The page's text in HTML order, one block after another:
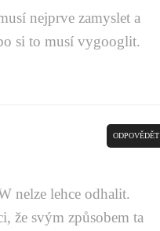
nejprve zamyslet a
si to musí vygooglit.
ODPOVĚDĚT
nelze lehce odhalit.
že svým způsobem ta